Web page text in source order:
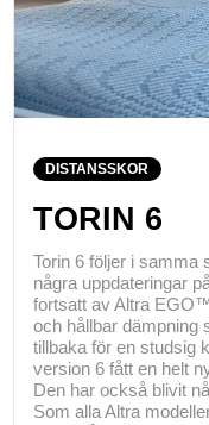
DISTANSSKOR
TORIN 6
Torin 6 följer i samma
några uppdateringar
fortsatt av Altra
och hållbar dämpning
tillbaka för en studsig
version 6 fått en helt
Den har också blivit
Som alla Altra